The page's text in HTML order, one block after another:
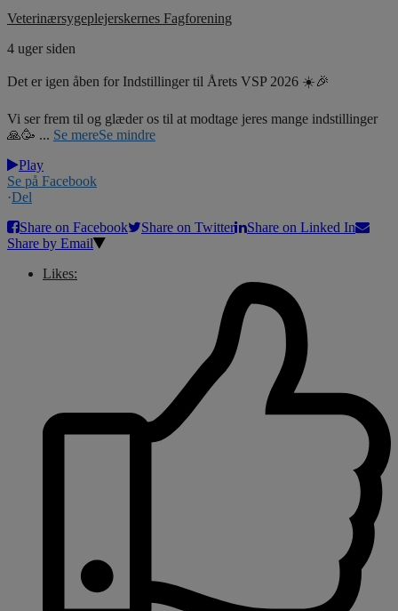
Veterinærsygeplejerskernes Fagforening
4 uger siden
Det er igen åben for Indstillinger til Årets VSP 2026 ☀️🎉
Vi ser frem til og glæder os til at modtage jeres mange indstillinger
🙏🥳 ... Se mereSe mindre
Play
Se på Facebook
·Del
Share on Facebook
Share on Twitter
Share on Linked In
Share by Email
Likes: